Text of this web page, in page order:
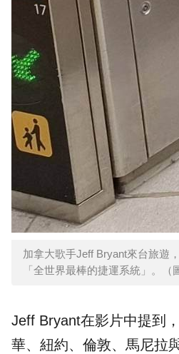
加拿大歌手Jeff Bryant來台旅遊
「全世界最棒的捷運系統」。（
Jeff Bryant在影片中提到
華、紐約、倫敦、馬尼拉